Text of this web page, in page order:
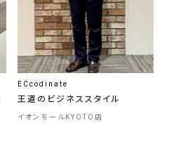
ECcodinate
王道のビジネススタイル
イオンモールKYOTO店